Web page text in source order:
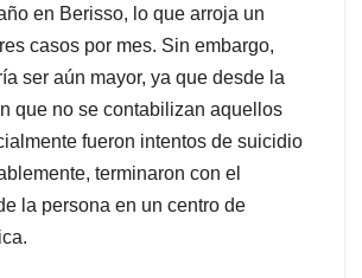
en Berisso, lo que arroja un
casos por mes. Sin embargo,
ser aún mayor, ya que desde la
que no se contabilizan aquellos
fueron intentos de suicidio
terminaron con el
la persona en un centro de